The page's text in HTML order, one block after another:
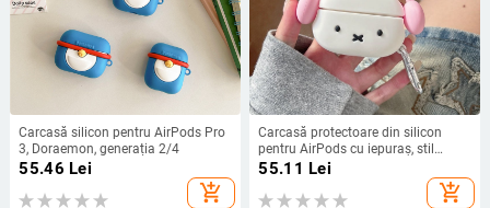
Carcasă silicon pentru AirPods Pro
3, Doraemon, generația 2/4
55.46 Lei
add_shopping_cart
Carcasă protectoare din silicon
pentru AirPods cu iepuraș, stil
desene animate, turnare prin
AirPods și alte modele
55.11 Lei
add_shopping_cart